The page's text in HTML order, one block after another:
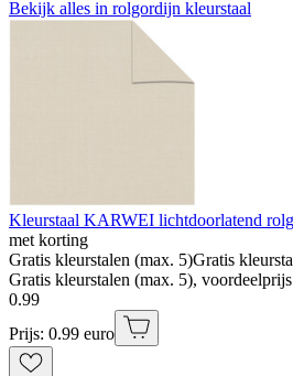
Bekijk alles in rolgordijn kleurstaal
Kleurstaal KARWEI lichtdoorlatend
met korting
Gratis kleurstalen (max. 5)Gratis
Gratis kleurstalen (max. 5),
0.99
Prijs: 0.99 euro